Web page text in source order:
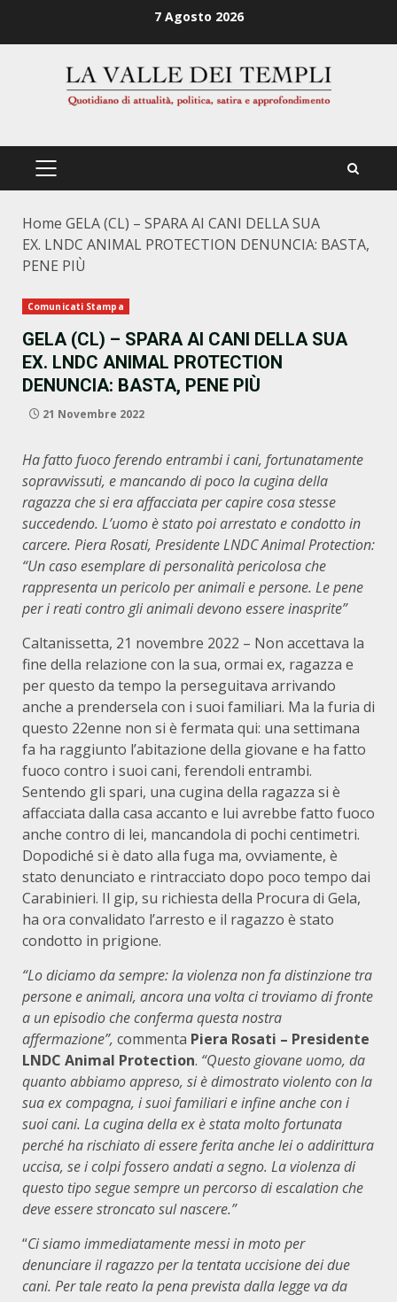
7 Agosto 2026
PRIMÄRES
Home GELA (CL) – SPARA AI CANI DELLA SUA
EX. LNDC ANIMAL PROTECTION DENUNCIA: BASTA,
PENE PIÙ
Comunicati Stampa
GELA (CL) – SPARA AI CANI DELLA SUA
EX. LNDC ANIMAL PROTECTION
DENUNCIA: BASTA, PENE PIÙ
21 Novembre 2022
Ha fatto fuoco ferendo entrambi i cani, fortunatamente
sopravvissuti, e mancando di poco la cugina della
ragazza che si era affacciata per capire cosa stesse
succedendo. L’uomo è stato poi arrestato e condotto in
carcere. Piera Rosati, Presidente LNDC Animal Protection:
“Un caso esemplare di personalità pericolosa che
rappresenta un pericolo per animali e persone. Le pene
per i reati contro gli animali devono essere inasprite”
Caltanissetta, 21 novembre 2022 – Non accettava la
fine della relazione con la sua, ormai ex, ragazza e
per questo da tempo la perseguitava arrivando
anche a prendersela con i suoi familiari. Ma la furia di
questo 22enne non si è fermata qui: una settimana
fa ha raggiunto l’abitazione della giovane e ha fatto
fuoco contro i suoi cani, ferendoli entrambi.
Sentendo gli spari, una cugina della ragazza si è
affacciata dalla casa accanto e lui avrebbe fatto fuoco
anche contro di lei, mancandola di pochi centimetri.
Dopodiché si è dato alla fuga ma, ovviamente, è
stato denunciato e rintracciato dopo poco tempo dai
Carabinieri. Il gip, su richiesta della Procura di Gela,
ha ora convalidato l’arresto e il ragazzo è stato
condotto in prigione.
“Lo diciamo da sempre: la violenza non fa distinzione tra
persone e animali, ancora una volta ci troviamo di fronte
a un episodio che conferma questa nostra
affermazione”, commenta Piera Rosati – Presidente
LNDC Animal Protection. “Questo giovane uomo, da
quanto abbiamo appreso, si è dimostrato violento con la
sua ex compagna, i suoi familiari e infine anche con i
suoi cani. La cugina della ex è stata molto fortunata
perché ha rischiato di essere ferita anche lei o addirittura
uccisa, se i colpi fossero andati a segno. La violenza di
questo tipo segue sempre un percorso di escalation che
deve essere stroncato sul nascere.”
“Ci siamo immediatamente messi in moto per
denunciare il ragazzo per la tentata uccisione dei due
cani. Per tale reato la pena prevista dalla legge va da